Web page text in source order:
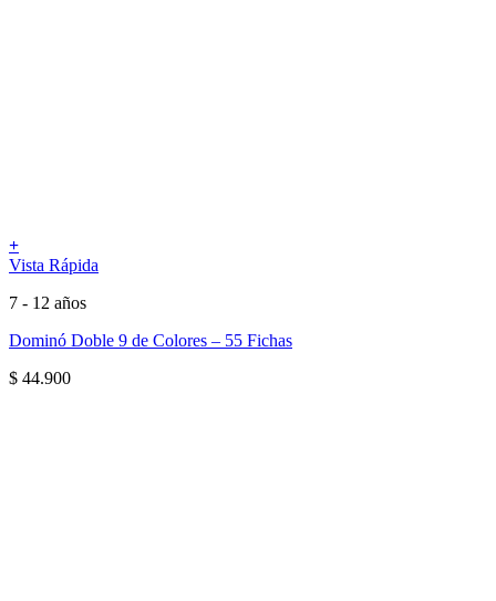
+
Vista Rápida
7 - 12 años
Dominó Doble 9 de Colores – 55 Fichas
$ 44.900